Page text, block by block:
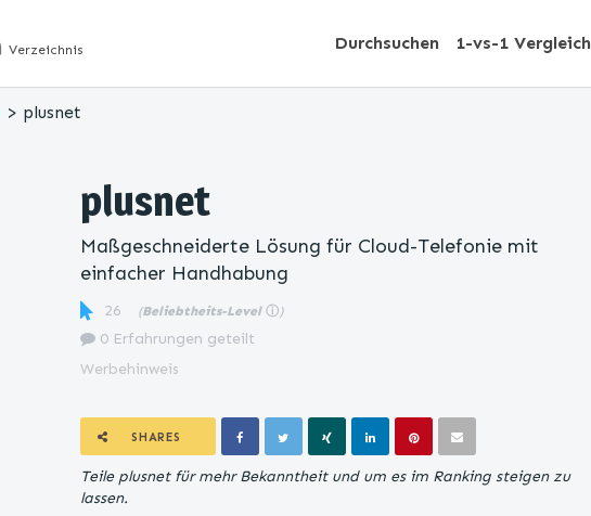
Verzeichnis Durchsuchen 1-vs-1 Vergleich
> plusnet
plusnet
Maßgeschneiderte Lösung für Cloud-Telefonie mit
einfacher Handhabung
26 (Beliebtheits-Level ⓘ)
0 Erfahrungen geteilt
Werbehinweis
SHARES
Teile plusnet für mehr Bekanntheit und um es im Ranking steigen zu
lassen.